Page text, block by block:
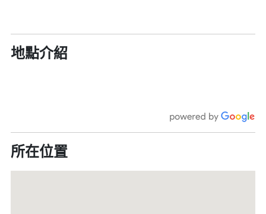
地點介紹
所在位置